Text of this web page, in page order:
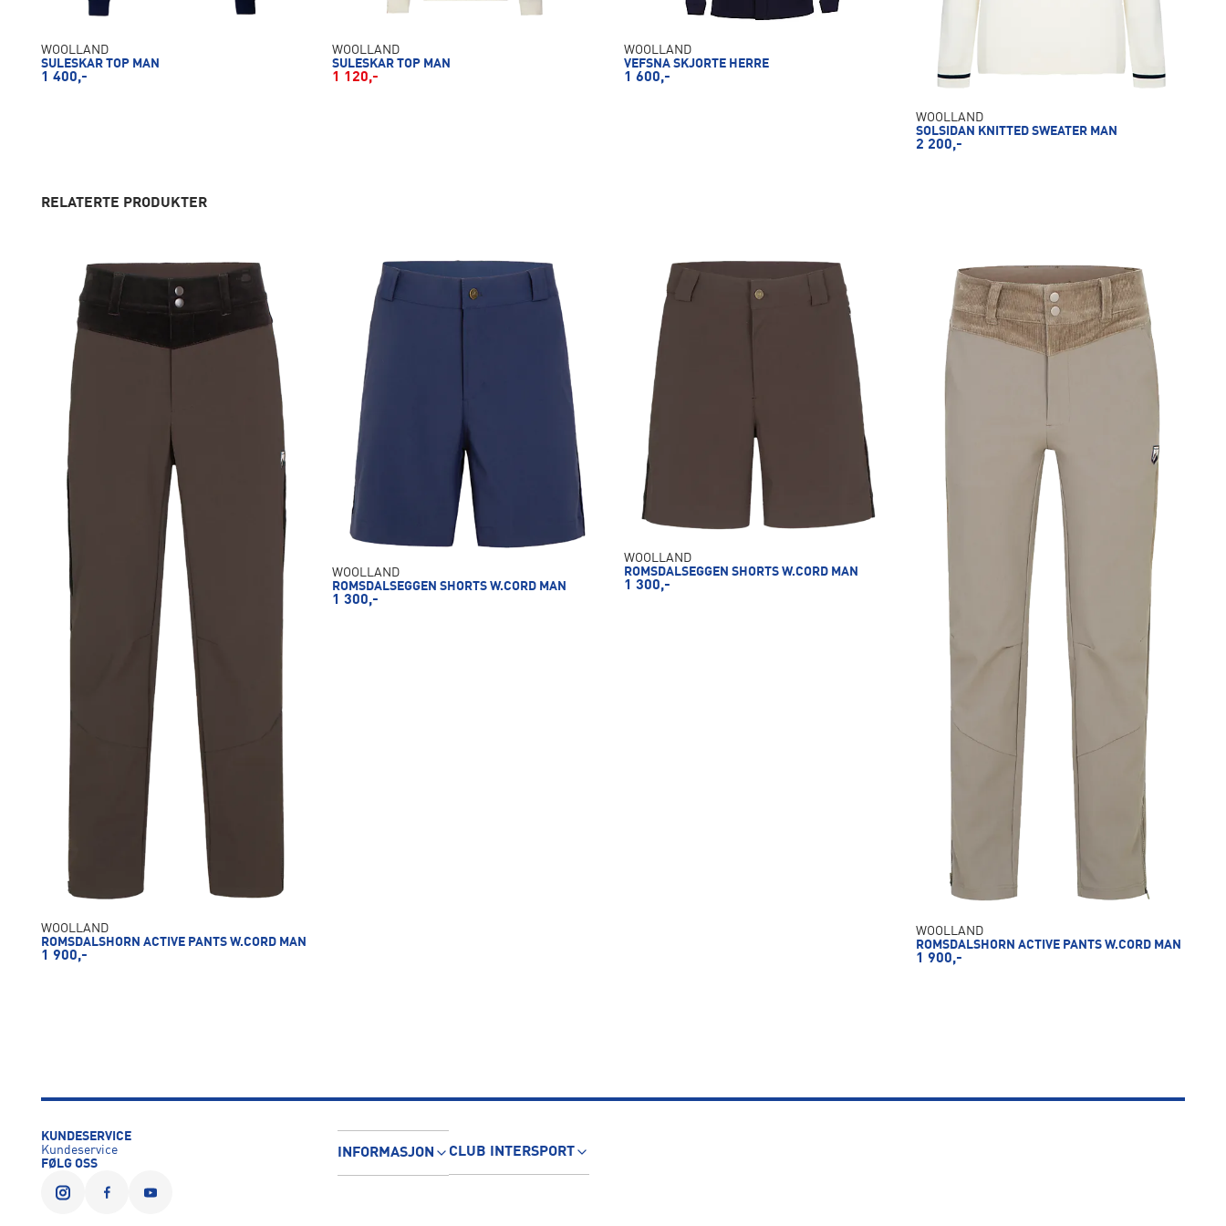
WOOLLAND
SULESKAR TOP MAN
1 400,-
WOOLLAND
SULESKAR TOP MAN
1 120,-
WOOLLAND
VEFSNA SKJORTE HERRE
1 600,-
WOOLLAND
SOLSIDAN KNITTED SWEATER MAN
2 200,-
RELATERTE PRODUKTER
WOOLLAND
ROMSDALSHORN ACTIVE PANTS W.CORD MAN
1 900,-
WOOLLAND
ROMSDALSEGGEN SHORTS W.CORD MAN
1 300,-
WOOLLAND
ROMSDALSEGGEN SHORTS W.CORD MAN
1 300,-
WOOLLAND
ROMSDALSHORN ACTIVE PANTS W.CORD MAN
1 900,-
KUNDESERVICE
Kundeservice
FØLG OSS
INFORMASJON CLUB INTERSPORT